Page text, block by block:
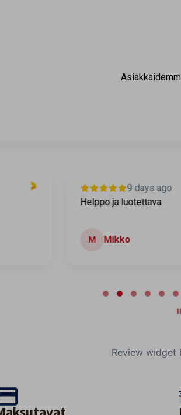
9 days ago
Helppo ja luotettava
M Mikko
Review widget